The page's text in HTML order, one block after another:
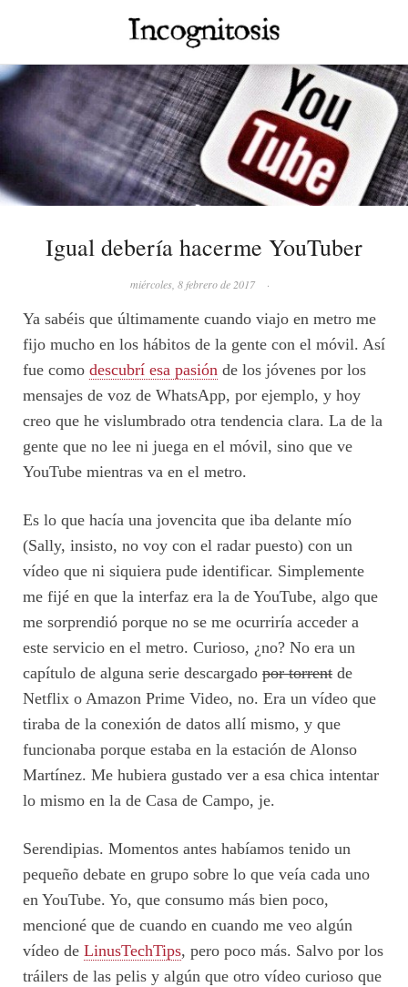
Igual debería hacerme YouTuber
miércoles, 8 febrero de 2017 ·
Ya sabéis que últimamente cuando viajo en metro me
fijo mucho en los hábitos de la gente con el móvil. Así
fue como descubrí esa pasión de los jóvenes por los
mensajes de voz de WhatsApp, por ejemplo, y hoy
creo que he vislumbrado otra tendencia clara. La de la
gente que no lee ni juega en el móvil, sino que ve
YouTube mientras va en el metro.
Es lo que hacía una jovencita que iba delante mío
(Sally, insisto, no voy con el radar puesto) con un
vídeo que ni siquiera pude identificar. Simplemente
me fijé en que la interfaz era la de YouTube, algo que
me sorprendió porque no se me ocurriría acceder a
este servicio en el metro. Curioso, ¿no? No era un
capítulo de alguna serie descargado por torrent de
Netflix o Amazon Prime Video, no. Era un vídeo que
tiraba de la conexión de datos allí mismo, y que
funcionaba porque estaba en la estación de Alonso
Martínez. Me hubiera gustado ver a esa chica intentar
lo mismo en la de Casa de Campo, je.
Serendipias. Momentos antes habíamos tenido un
pequeño debate en grupo sobre lo que veía cada uno
en YouTube. Yo, que consumo más bien poco,
mencioné que de cuando en cuando me veo algún
vídeo de LinusTechTips, pero poco más. Salvo por los
tráilers de las pelis y algún que otro vídeo curioso que